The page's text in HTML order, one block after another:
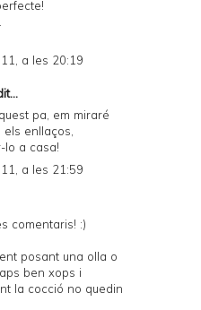
a les 20:19
pa, em miraré
els enllaços,
lo a casa!
a les 21:59
comentaris! :)
posant una olla o
ben xops i
la cocció no quedin